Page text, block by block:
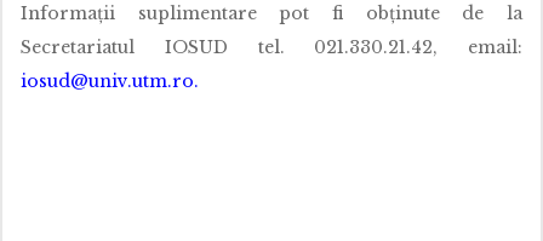
Informații suplimentare pot fi obținute de la
Secretariatul IOSUD tel. 021.330.21.42, email:
iosud@univ.utm.ro.